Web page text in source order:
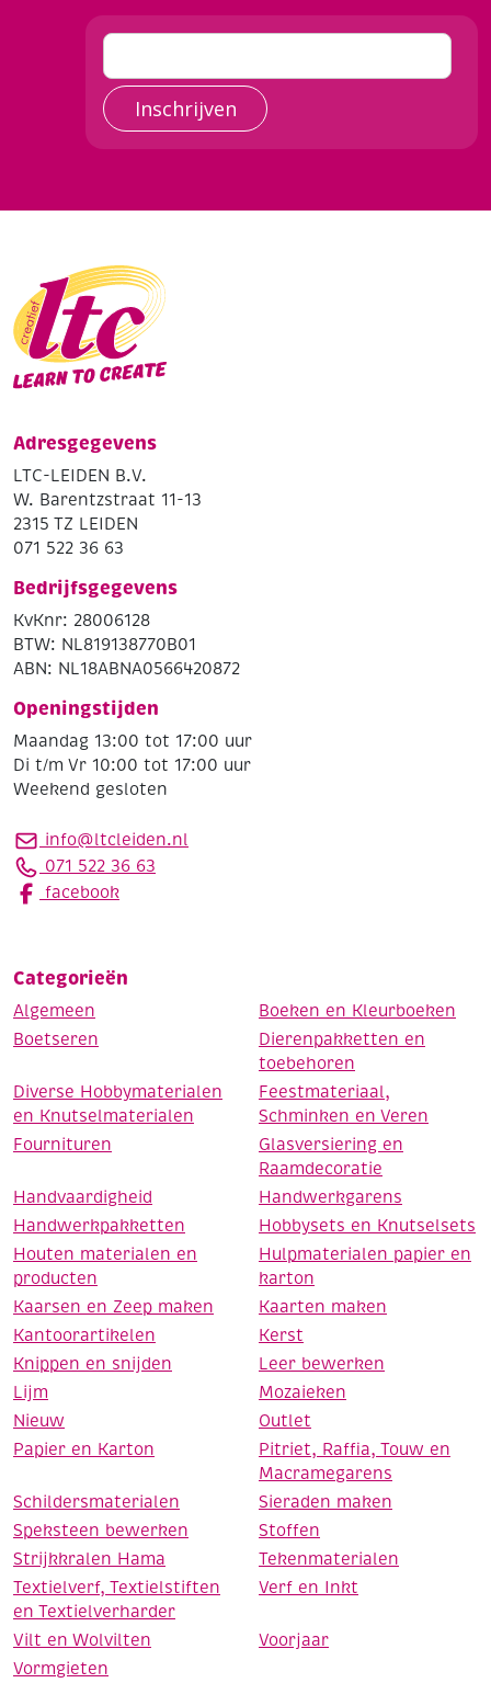
Inschrijven
Adresgegevens
LTC-LEIDEN B.V.
W. Barentzstraat 11-13
2315 TZ LEIDEN
071 522 36 63
Bedrijfsgegevens
KvKnr: 28006128
BTW: NL819138770B01
ABN: NL18ABNA0566420872
Openingstijden
Maandag 13:00 tot 17:00 uur
Di t/m Vr 10:00 tot 17:00 uur
Weekend gesloten
info@ltcleiden.nl
071 522 36 63
facebook
Categorieën
Algemeen
Boeken en Kleurboeken
Boetseren
Dierenpakketten en
toebehoren
Diverse Hobbymaterialen
en Knutselmaterialen
Feestmateriaal,
Schminken en Veren
Fournituren
Glasversiering en
Raamdecoratie
Handvaardigheid
Handwerkgarens
Handwerkpakketten
Hobbysets en Knutselsets
Houten materialen en
producten
Hulpmaterialen papier en
karton
Kaarsen en Zeep maken
Kaarten maken
Kantoorartikelen
Kerst
Knippen en snijden
Leer bewerken
Lijm
Mozaieken
Nieuw
Outlet
Papier en Karton
Pitriet, Raffia, Touw en
Macramegarens
Schildersmaterialen
Sieraden maken
Speksteen bewerken
Stoffen
Strijkkralen Hama
Tekenmaterialen
Textielverf, Textielstiften
en Textielverharder
Verf en Inkt
Vilt en Wolvilten
Voorjaar
Vormgieten